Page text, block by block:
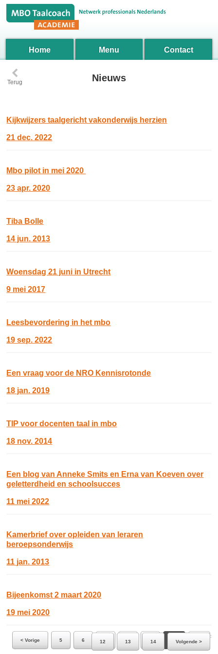
Home Menu Contact
‹
Terug Nieuws
Kijkwijzers taalgericht vakonderwijs herzien
21 dec. 2022
Mbo pilot in mei 2020
23 apr. 2020
Tiba Bolle
14 jun. 2013
Woensdag 21 juni in Utrecht
9 mei 2017
Leesbevordering in het mbo
19 sep. 2022
Een vraag voor de NRO Kennisrotonde
18 jan. 2019
TIP voor docenten taal in mbo
18 nov. 2014
Een blog van Anneke Smits en Erna van Koeven over
geletterdheid en schoolsucces
11 mei 2022
Kamerbrief over opleiden van leraren
beroepsonderwijs
11 jan. 2013
Bijeenkomst 2 maart 2020
19 mei 2020
Ga naar pagina:
< Vorige
5 6 7 8 9 10 11
12 13 14 Volgende >